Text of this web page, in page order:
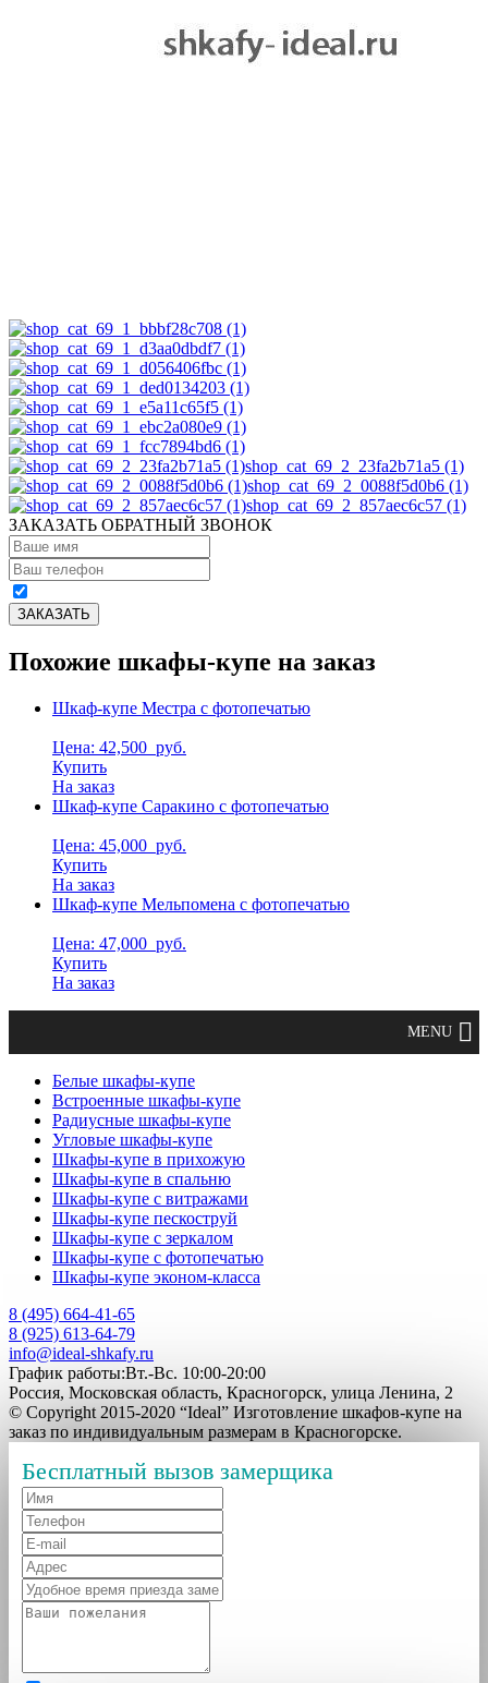
shop_cat_69_2_23fa2b71a5 (1)
shop_cat_69_2_0088f5d0b6 (1)
shop_cat_69_2_857aec6c57 (1)
ЗАКАЗАТЬ ОБРАТНЫЙ ЗВОНОК
Похожие шкафы-купе на заказ
Шкаф-купе Местра с фотопечатью
Цена: 42,500 руб.
Купить
На заказ
Шкаф-купе Саракино с фотопечатью
Цена: 45,000 руб.
Купить
На заказ
Шкаф-купе Мельпомена с фотопечатью
Цена: 47,000 руб.
Купить
На заказ
Белые шкафы-купе
Встроенные шкафы-купе
Радиусные шкафы-купе
Угловые шкафы-купе
Шкафы-купе в прихожую
Шкафы-купе в спальню
Шкафы-купе с витражами
Шкафы-купе пескоструй
Шкафы-купе с зеркалом
Шкафы-купе с фотопечатью
Шкафы-купе эконом-класса
8 (495) 664-41-65
8 (925) 613-64-79
info@ideal-shkafy.ru
График работы:Вт.-Вс. 10:00-20:00
Россия, Московская область, Красногорск, улица Ленина, 2
© Copyright 2015-2020 “Ideal” Изготовление шкафов-купе на
заказ по индивидуальным размерам в Красногорске.
Бесплатный вызов замерщика